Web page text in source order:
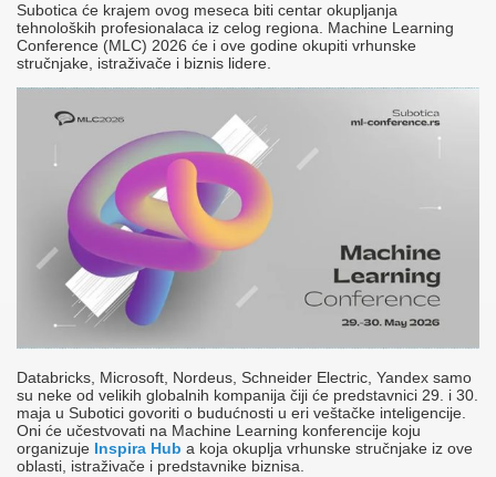
Subotica će krajem ovog meseca biti centar okupljanja
tehnoloških profesionalaca iz celog regiona. Machine Learning
Conference (MLC) 2026 će i ove godine okupiti vrhunske
stručnjake, istraživače i biznis lidere.
Databricks, Microsoft, Nordeus, Schneider Electric, Yandex samo
su neke od velikih globalnih kompanija čiji će predstavnici 29. i 30.
maja u Subotici govoriti o budućnosti u eri veštačke inteligencije.
Oni će učestvovati na Machine Learning konferencije koju
organizuje Inspira Hub a koja okuplja vrhunske stručnjake iz ove
oblasti, istraživače i predstavnike biznisa.